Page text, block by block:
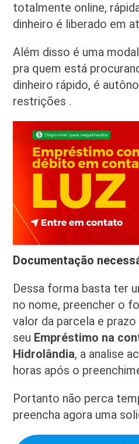
totalmente online,
dinheiro é liberado em
Além disso é uma
pra quem está
dinheiro rápido, é
restrições .
Documentação
Dessa forma basta ter
no nome, preencher o
valor da parcela e
seu Empréstimo na
Hidrolândia, a analise
horas após o
Portanto não perca
preencha agora uma